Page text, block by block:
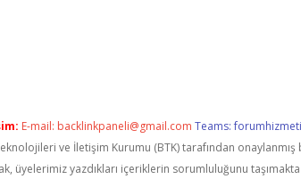
E-mail: backlinkpaneli@gmail.com Teams:
ve İletişim Kurumu (BTK) tarafından
üyelerimiz yazdıkları içeriklerin sorumluluğunu